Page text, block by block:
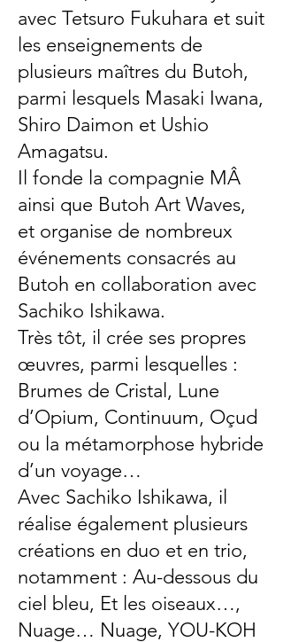
avec Tetsuro Fukuhara et suit
les enseignements de
plusieurs maîtres du Butoh,
parmi lesquels Masaki Iwana,
Shiro Daimon et Ushio
Amagatsu.
Il fonde la compagnie MÂ
ainsi que Butoh Art Waves,
et organise de nombreux
événements consacrés au
Butoh en collaboration avec
Sachiko Ishikawa.
Très tôt, il crée ses propres
œuvres, parmi lesquelles :
Brumes de Cristal, Lune
d’Opium, Continuum, Oçud
ou la métamorphose hybride
d’un voyage…
Avec Sachiko Ishikawa, il
réalise également plusieurs
créations en duo et en trio,
notamment : Au-dessous du
ciel bleu, Et les oiseaux…,
Nuage… Nuage, YOU-KOH